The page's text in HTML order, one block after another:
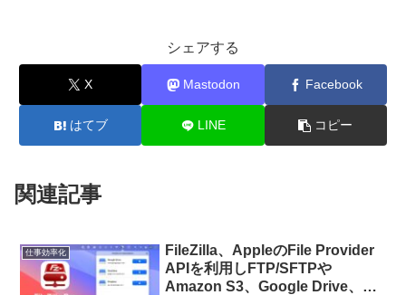
シェアする
X Mastodon Facebook
はてブ LINE コピー
関連記事
仕事効率化
FileZilla、AppleのFile Provider
APIを利用しFTP/SFTPや
Amazon S3、Google Drive、